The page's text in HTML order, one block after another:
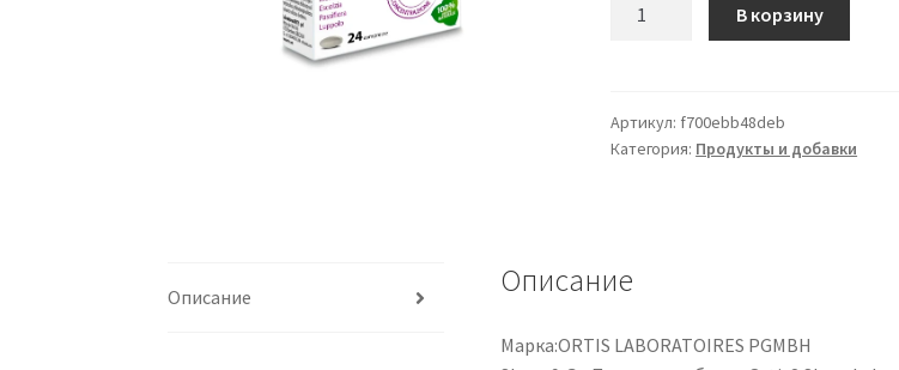
Go
Sonno
В корзину
Артикул: f700ebb48deb
Категория: Продукты и добавки
Описание Описание
Марка:ORTIS LABORATOIRES PGMBH